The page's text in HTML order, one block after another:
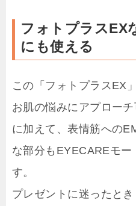
フォトプラスEX
にも使える
この「フォトプラスEX
お肌の悩みにアプロー
に加えて、表情筋への
な部分もEYECAREモー
す。
プレゼントに迷ったと